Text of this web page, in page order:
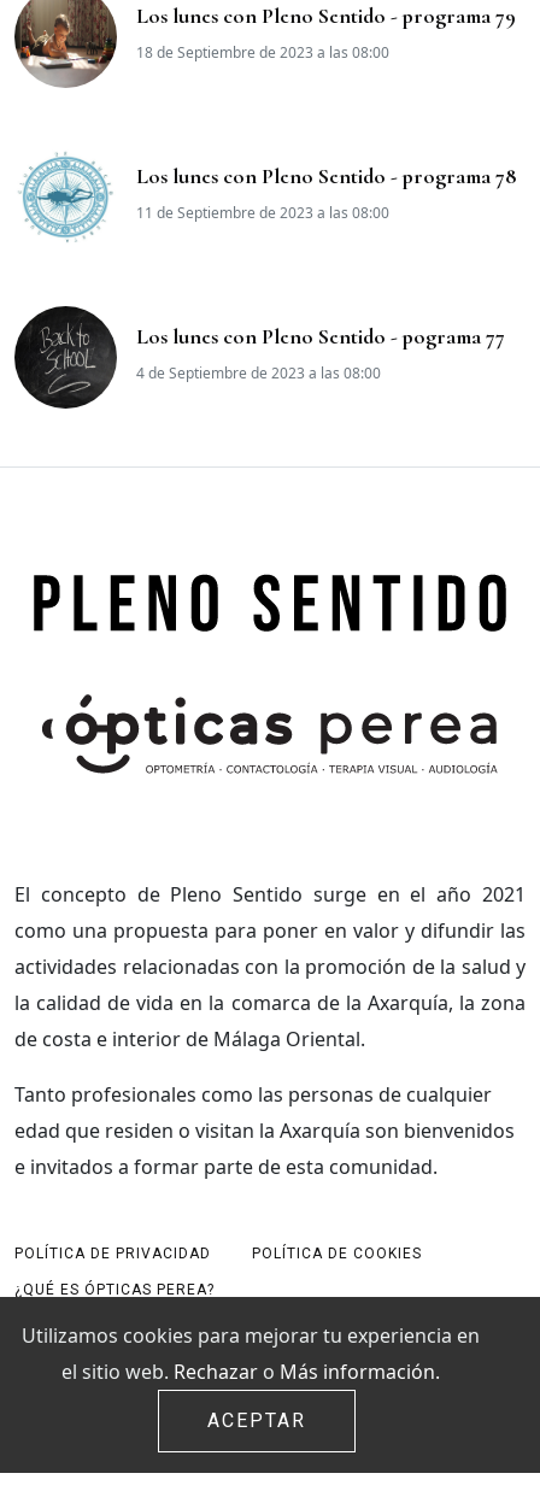
Los lunes con Pleno Sentido - programa 79
18 de Septiembre de 2023 a las 08:00
Los lunes con Pleno Sentido - programa 78
11 de Septiembre de 2023 a las 08:00
Los lunes con Pleno Sentido - pograma 77
4 de Septiembre de 2023 a las 08:00
Utilizamos cookies para mejorar tu experiencia en
el sitio web. Rechazar o Más información.
ACEPTAR
El concepto de Pleno Sentido surge en el año 2021
como una propuesta para poner en valor y difundir las
actividades relacionadas con la promoción de la salud y
la calidad de vida en la comarca de la Axarquía, la zona
de costa e interior de Málaga Oriental.
Tanto profesionales como las personas de cualquier
edad que residen o visitan la Axarquía son bienvenidos
e invitados a formar parte de esta comunidad.
POLÍTICA DE PRIVACIDAD POLÍTICA DE COOKIES
¿QUÉ ES ÓPTICAS PEREA?
Suscribirse